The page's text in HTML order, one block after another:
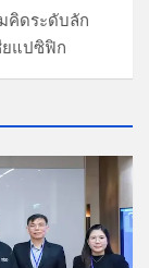
คิดระดับลัก
ยแปซิฟิก